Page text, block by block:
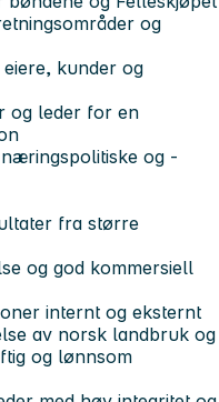
og
kunder og
og leder for en
og -
fra større
og god kommersiell
internt og eksternt
av norsk landbruk og
og lønnsom